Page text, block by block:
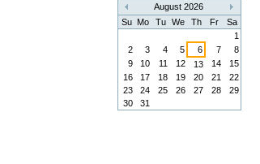
«
August 2026
»
Su Mo Tu We Th Fr
Sa
1
2
3 4 5 6 7
8
9
10 11 12 13 14
15
16
17 18 19 20 21
22
23
24 25 26 27 28
29
30
31